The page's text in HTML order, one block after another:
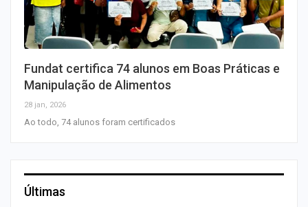
Fundat certifica 74 alunos em Boas Práticas e
Manipulação de Alimentos
28 jan, 2026
Ao todo, 74 alunos foram certificados
Últimas